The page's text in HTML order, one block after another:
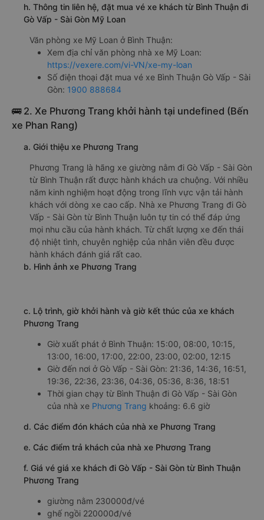
h. Thông tin liên hệ, đặt mua vé xe khách từ Bình Thuận đi
Gò Vấp - Sài Gòn Mỹ Loan
Văn phòng xe Mỹ Loan ở Bình Thuận:
Xem địa chỉ văn phòng nhà xe Mỹ Loan:
https://vexere.com/vi-VN/xe-my-loan
Số điện thoại đặt mua vé xe Bình Thuận Gò Vấp - Sài
Gòn: 1900 888684
🚌 2. Xe Phương Trang khởi hành tại undefined (Bến
xe Phan Rang)
a. Giới thiệu xe Phương Trang
Phương Trang là hãng xe giường nằm đi Gò Vấp - Sài Gòn
từ Bình Thuận rất được hành khách ưa chuộng. Với nhiều
năm kinh nghiệm hoạt động trong lĩnh vực vận tải hành
khách với dòng xe cao cấp. Nhà xe Phương Trang đi Gò
Vấp - Sài Gòn từ Bình Thuận luôn tự tin có thể đáp ứng
mọi nhu cầu của hành khách. Từ chất lượng xe đến thái
độ nhiệt tình, chuyên nghiệp của nhân viên đều được
hành khách đánh giá rất cao.
b. Hình ảnh xe Phương Trang
c. Lộ trình, giờ khởi hành và giờ kết thúc của xe khách
Phương Trang
Giờ xuất phát ở Bình Thuận: 15:00, 08:00, 10:15,
13:00, 16:00, 17:00, 22:00, 23:00, 02:00, 12:15
Giờ đến nơi ở Gò Vấp - Sài Gòn: 21:36, 14:36, 16:51,
19:36, 22:36, 23:36, 04:36, 05:36, 8:36, 18:51
Thời gian chạy từ Bình Thuận đi Gò Vấp - Sài Gòn
của nhà xe Phương Trang khoảng: 6.6 giờ
d. Các điểm đón khách của nhà xe Phương Trang
e. Các điểm trả khách của nhà xe Phương Trang
f. Giá vé giá xe khách đi Gò Vấp - Sài Gòn từ Bình Thuận
Phương Trang
giường nằm 230000đ/vé
ghế ngồi 220000đ/vé